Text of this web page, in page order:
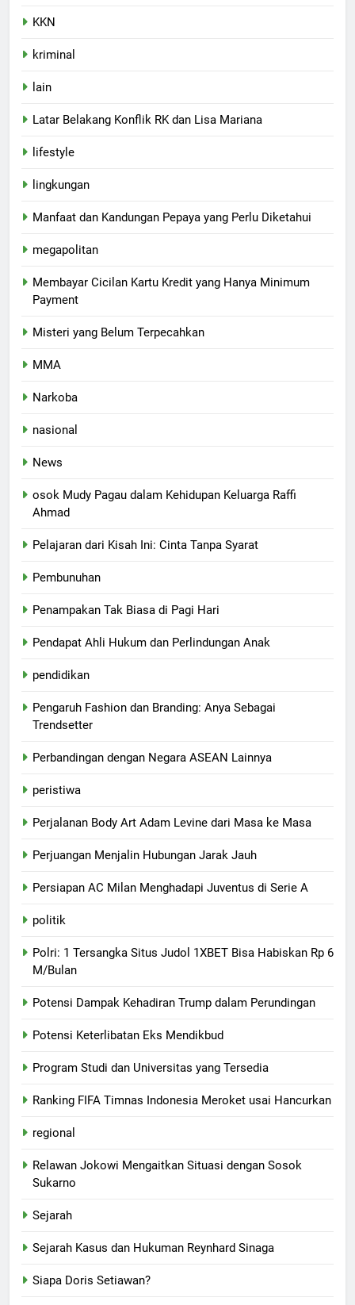
KKN
kriminal
lain
Latar Belakang Konflik RK dan Lisa Mariana
lifestyle
lingkungan
Manfaat dan Kandungan Pepaya yang Perlu Diketahui
megapolitan
Membayar Cicilan Kartu Kredit yang Hanya Minimum
Payment
Misteri yang Belum Terpecahkan
MMA
Narkoba
nasional
News
osok Mudy Pagau dalam Kehidupan Keluarga Raffi
Ahmad
Pelajaran dari Kisah Ini: Cinta Tanpa Syarat
Pembunuhan
Penampakan Tak Biasa di Pagi Hari
Pendapat Ahli Hukum dan Perlindungan Anak
pendidikan
Pengaruh Fashion dan Branding: Anya Sebagai
Trendsetter
Perbandingan dengan Negara ASEAN Lainnya
peristiwa
Perjalanan Body Art Adam Levine dari Masa ke Masa
Perjuangan Menjalin Hubungan Jarak Jauh
Persiapan AC Milan Menghadapi Juventus di Serie A
politik
Polri: 1 Tersangka Situs Judol 1XBET Bisa Habiskan Rp 6
M/Bulan
Potensi Dampak Kehadiran Trump dalam Perundingan
Potensi Keterlibatan Eks Mendikbud
Program Studi dan Universitas yang Tersedia
Ranking FIFA Timnas Indonesia Meroket usai Hancurkan
regional
Relawan Jokowi Mengaitkan Situasi dengan Sosok
Sukarno
Sejarah
Sejarah Kasus dan Hukuman Reynhard Sinaga
Siapa Doris Setiawan?